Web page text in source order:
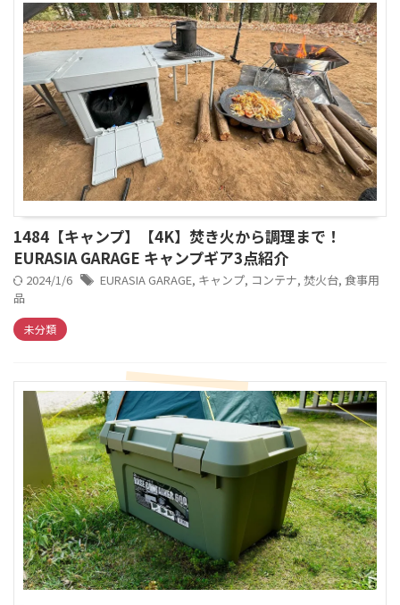
1484【キャンプ】【4K】焚き火から調理まで！
EURASIA GARAGE キャンプギア3点紹介
2024/1/6 EURASIA GARAGE, キャンプ, コンテナ, 焚火台, 食事用
品
未分類